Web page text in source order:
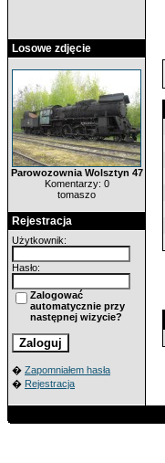
Losowe zdjęcie
Parowozownia Wolsztyn 47
Komentarzy: 0
tomaszo
Rejestracja
Użytkownik:
Hasło:
Zalogować
automatycznie przy
następnej wizycie?
� Zapomniałem hasła
� Rejestracja